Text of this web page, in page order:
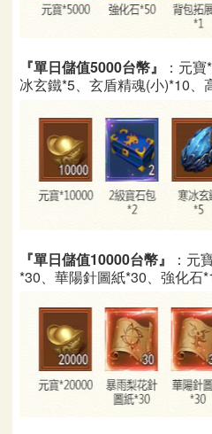
『單日儲值5000台幣』 ： 元寶
冰玄鐵*5、玄盾精魂(小)*10、
『單日儲值10000台幣』 ： 元
*30、華陽針圖紙*30、強化石